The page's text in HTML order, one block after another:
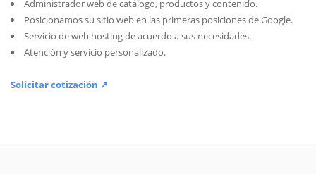
Administrador web de catálogo, productos y contenido.
Posicionamos su sitio web en las primeras posiciones de Google.
Servicio de web hosting de acuerdo a sus necesidades.
Atención y servicio personalizado.
Solicitar cotización ↗